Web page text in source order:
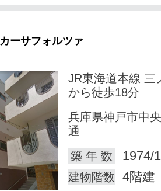
カーサフォルツァ
JR東海道本線 三
から徒歩18分
兵庫県神戸市中
通
築 年 数
1974/
建物階数 4階建